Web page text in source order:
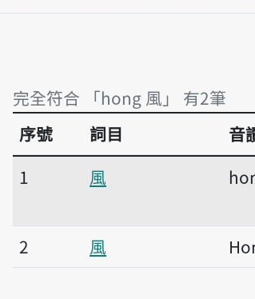
完全符合 「hong 風」 有2筆
完全符合 「hong 風」 有2筆
序號 詞目 音
1
風
2
風